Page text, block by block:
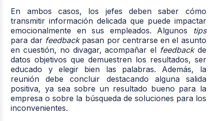
En ambos casos, los jefes deben saber cómo
transmitir información delicada que puede impactar
emocionalmente en sus empleados. Algunos
tips
para dar feedbackpasan por centrarse en el asunto
en cuestión, no divagar, acompañar el feedbackde
datos objetivos que demuestren los resultados, ser
educado y elegir bien las palabras. Además, la
reunión debe concluir destacando alguna salida
positiva, ya sea sobre un resultado bueno para la
empresa o sobre la búsqueda de soluciones para los
inconvenientes.